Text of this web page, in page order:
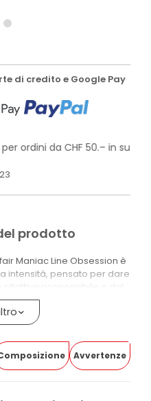
di credito e Google Pay
ordini da CHF 50.– in su!
prodotto
Maniac Line Obsession è
intensità, pensato per dare
olfattiva riconoscibile e dal
profumo neutro:
Obsession di Maniac
l’abitacolo in uno
e distintivo.
Essence ha un profilo
Avvertenze